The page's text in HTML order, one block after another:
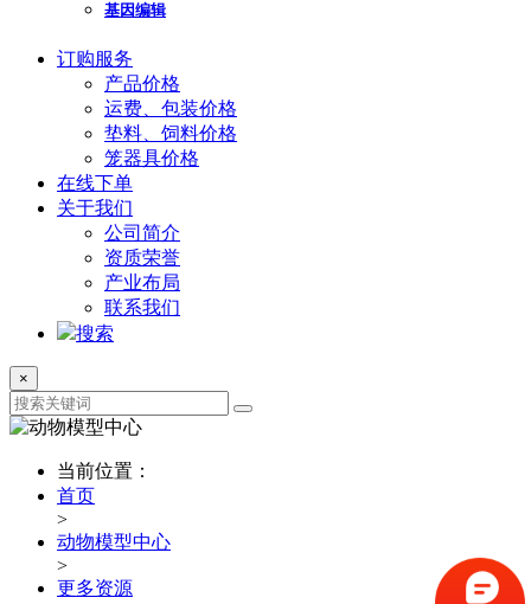
基因编辑
订购服务
产品价格
运费、包装价格
垫料、饲料价格
笼器具价格
在线下单
关于我们
公司简介
资质荣誉
产业布局
联系我们
搜索
×
当前位置：
首页
>
动物模型中心
>
更多资源